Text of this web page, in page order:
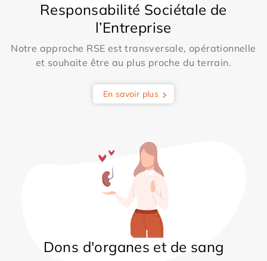
Responsabilité Sociétale de
l’Entreprise
Notre approche RSE est transversale, opérationnelle
et souhaite être au plus proche du terrain.
En savoir plus
Dons d'organes et de sang